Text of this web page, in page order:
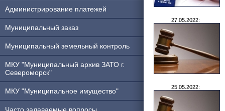
Администрирование платежей
Муниципальный заказ
Муниципальный земельный контроль
МКУ "Муниципальный архив ЗАТО г.
Североморск"
МКУ "Муниципальное имущество"
27.05.2022:
25.05.2022: